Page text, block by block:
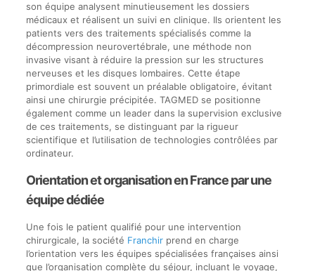
son équipe analysent minutieusement les dossiers
médicaux et réalisent un suivi en clinique. Ils orientent les
patients vers des traitements spécialisés comme la
décompression neurovertébrale, une méthode non
invasive visant à réduire la pression sur les structures
nerveuses et les disques lombaires. Cette étape
primordiale est souvent un préalable obligatoire, évitant
ainsi une chirurgie précipitée. TAGMED se positionne
également comme un leader dans la supervision exclusive
de ces traitements, se distinguant par la rigueur
scientifique et l’utilisation de technologies contrôlées par
ordinateur.
Orientation et organisation en France par une
équipe dédiée
Une fois le patient qualifié pour une intervention
chirurgicale, la société Franchirprend en charge
l’orientation vers les équipes spécialisées françaises ainsi
que l’organisation complète du séjour, incluant le voyage,